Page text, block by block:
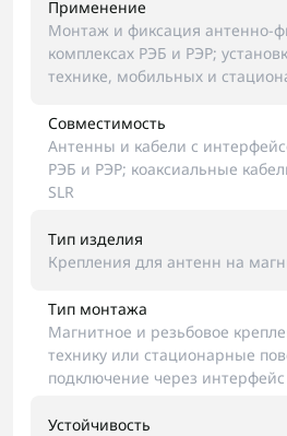
Применение
Монтаж и фиксация антенно-
комплексах РЭБ и РЭР;
технике, мобильных и
Совместимость
Антенны и кабели с
РЭБ и РЭР; коаксиальные
SLR
Тип изделия
Крепления для антенн на
Тип монтажа
Магнитное и резьбовое
технику или стационарные
подключение через
Устойчивость